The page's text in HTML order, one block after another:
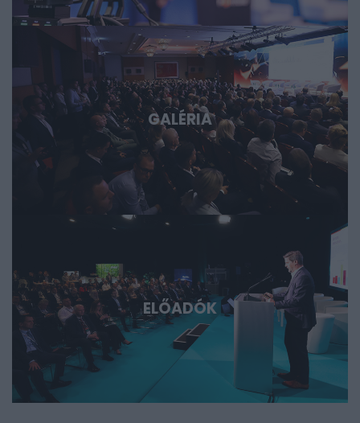
lehetőségek, és milyen szerepet vállalhat bennük
Magyarország és a régió. Deep Tech 2026. Döntéshozói
fórum azoknak, akik időben akarnak bekapcsolódni, a
következő évtizedek legfontosabb technológiai sztorijaiba.
GALÉRIA
ELŐADÓK